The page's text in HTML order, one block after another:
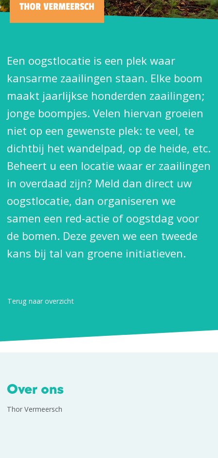
THOR VERMEERSCH
Een oogstlocatie is een plek waar
kansarme zaailingen staan. Elke boom
maakt jaarlijkse honderden zaailingen;
jonge boompjes. Velen hiervan groeien
niet op een gewenste plek: te veel, te
dichtbij het wandelpad, op de heide, etc.
Beheert u een locatie waar er zaailingen
in overdaad zijn? Meld dan direct uw
oogstlocatie, dan organiseren we
samen een red-actie of oogstdag voor
de bomen. Deze geven we een tweede
kans bij tal van groene initiatieven.
Terug naar overzicht
Over ons
Thor Vermeersch